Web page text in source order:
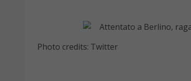
Photo credits: Twitter